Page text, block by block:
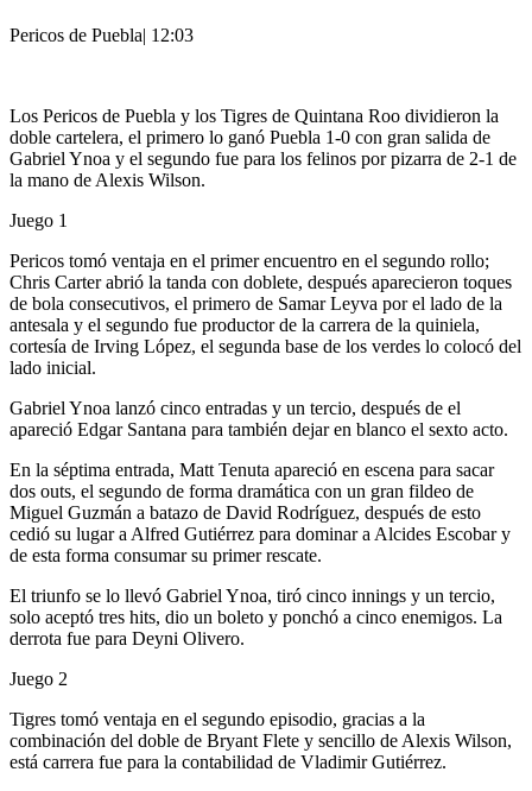
Pericos de Puebla| 12:03
Los Pericos de Puebla y los Tigres de Quintana Roo dividieron la
doble cartelera, el primero lo ganó Puebla 1-0 con gran salida de
Gabriel Ynoa y el segundo fue para los felinos por pizarra de 2-1 de
la mano de Alexis Wilson.
Juego 1
Pericos tomó ventaja en el primer encuentro en el segundo rollo;
Chris Carter abrió la tanda con doblete, después aparecieron toques
de bola consecutivos, el primero de Samar Leyva por el lado de la
antesala y el segundo fue productor de la carrera de la quiniela,
cortesía de Irving López, el segunda base de los verdes lo colocó del
lado inicial.
Gabriel Ynoa lanzó cinco entradas y un tercio, después de el
apareció Edgar Santana para también dejar en blanco el sexto acto.
En la séptima entrada, Matt Tenuta apareció en escena para sacar
dos outs, el segundo de forma dramática con un gran fildeo de
Miguel Guzmán a batazo de David Rodríguez, después de esto
cedió su lugar a Alfred Gutiérrez para dominar a Alcides Escobar y
de esta forma consumar su primer rescate.
El triunfo se lo llevó Gabriel Ynoa, tiró cinco innings y un tercio,
solo aceptó tres hits, dio un boleto y ponchó a cinco enemigos. La
derrota fue para Deyni Olivero.
Juego 2
Tigres tomó ventaja en el segundo episodio, gracias a la
combinación del doble de Bryant Flete y sencillo de Alexis Wilson,
está carrera fue para la contabilidad de Vladimir Gutiérrez.